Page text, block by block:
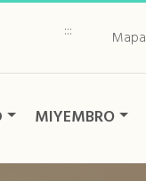
:::
MIYEMBRO